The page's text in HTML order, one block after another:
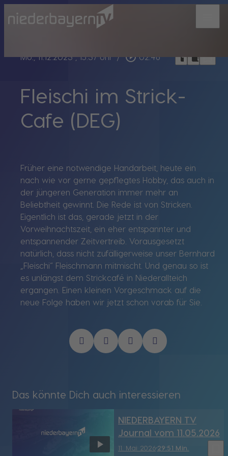
Mo., 11.12.2023, 15:37 Uhr / play_circle_outline 02:46 headphoneschrome_reader_modebookmark_border
Fleischi im Strick-
Cafe (DEG)
Früher eine notwendige Handarbeit, heute ein
nach wie vor gerne gepflegtes Hobby, das auch in
der jüngeren Generation immer mehr an
Beliebtheit gewinnt. Die Rede ist von Stricken.
Eigentlich ist das, gerade jetzt in der
Vorweihnachtszeit, ein eher entspannter und
entspannender Zeitvertreib. Vorausgesetzt
natürlich, dass nicht zufälligerweise unser Bernhard
„Fleischi“ Fleischmann mitmischt. Und genau so ist
es unlängst dem Strickcafé in Niederallteich
ergangen. Einen kleinen Vorgeschmack auf die
neue Folge haben wir jetzt schon vorab für Sie.
Das könnte Dich auch interessieren
11. Mai 202629:51 Min.
NIEDERBAYERN TV
Journal vom 11.05.2026